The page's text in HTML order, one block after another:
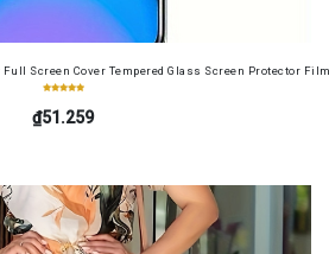
Full Screen Cover Tempered Glass Screen Protector
₫51.259